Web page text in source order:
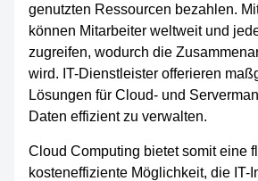
genutzten Ressourcen bezahlen.
können Mitarbeiter weltweit und
zugreifen, wodurch die
wird. IT-Dienstleister offerieren
Lösungen für Cloud- und
Daten effizient zu verwalten.
Cloud Computing bietet somit eine
kosteneffiziente Möglichkeit, die IT-